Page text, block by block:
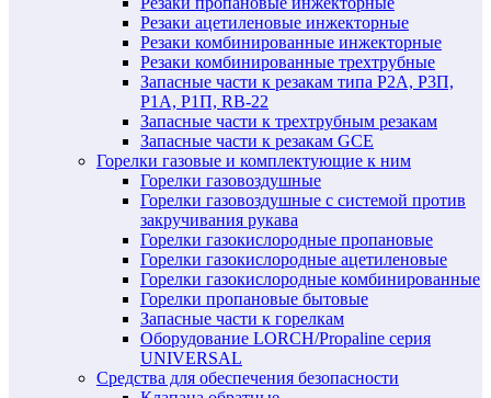
Резаки ацетиленовые инжекторные
Резаки комбинированные инжекторные
Резаки комбинированные трехтрубные
Запасные части к резакам типа Р2А, Р3П,
Р1А, Р1П, RB-22
Запасные части к трехтрубным резакам
Запасные части к резакам GCE
Горелки газовые и комплектующие к ним
Горелки газовоздушные
Горелки газовоздушные с системой против
закручивания рукава
Горелки газокислородные пропановые
Горелки газокислородные ацетиленовые
Горелки газокислородные комбинированные
Горелки пропановые бытовые
Запасные части к горелкам
Оборудование LORCH/Propaline серия
UNIVERSAL
Средства для обеспечения безопасности